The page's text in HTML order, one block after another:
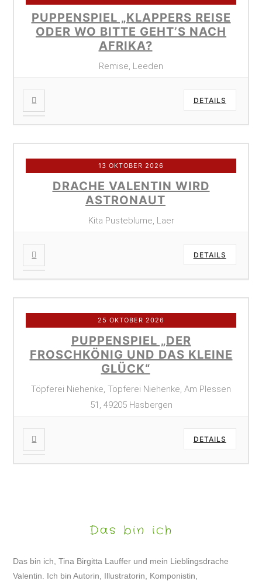
PUPPENSPIEL „KLAPPERS REISE
ODER WO BITTE GEHT’S NACH
AFRIKA?
Remise, Leeden
DETAILS
13 OKTOBER 2026
DRACHE VALENTIN WIRD
ASTRONAUT
Kita Pusteblume, Laer
DETAILS
25 OKTOBER 2026
PUPPENSPIEL „DER
FROSCHKÖNIG UND DAS KLEINE
GLÜCK“
Töpferei Niehenke, Töpferei Niehenke, Am Plessen
51, 49205 Hasbergen
DETAILS
Das bin ich
Das bin ich, Tina Birgitta Lauffer und mein Lieblingsdrache
Valentin. Ich bin Autorin, Illustratorin, Komponistin,